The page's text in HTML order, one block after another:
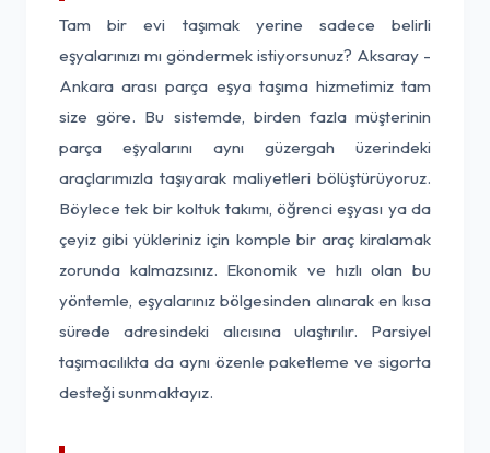
Tam bir evi taşımak yerine sadece belirli
eşyalarınızı mı göndermek istiyorsunuz? Aksaray -
Ankara arası parça eşya taşıma hizmetimiz tam
size göre. Bu sistemde, birden fazla müşterinin
parça eşyalarını aynı güzergah üzerindeki
araçlarımızla taşıyarak maliyetleri bölüştürüyoruz.
Böylece tek bir koltuk takımı, öğrenci eşyası ya da
çeyiz gibi yükleriniz için komple bir araç kiralamak
zorunda kalmazsınız. Ekonomik ve hızlı olan bu
yöntemle, eşyalarınız bölgesinden alınarak en kısa
sürede adresindeki alıcısına ulaştırılır. Parsiyel
taşımacılıkta da aynı özenle paketleme ve sigorta
desteği sunmaktayız.